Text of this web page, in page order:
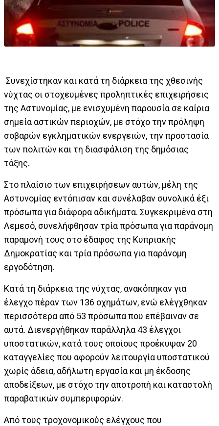
Συνεχίστηκαν και κατά τη διάρκεια της χθεσινής
νύχτας οι στοχευμένες προληπτικές επιχειρήσεις
της Αστυνομίας, με ενισχυμένη παρουσία σε καίρια
σημεία αστικών περιοχών, με στόχο την πρόληψη
σοβαρών εγκληματικών ενεργειών, την προστασία
των πολιτών και τη διασφάλιση της δημόσιας
τάξης.
Στο πλαίσιο των επιχειρήσεων αυτών, μέλη της
Αστυνομίας εντόπισαν και συνέλαβαν συνολικά έξι
πρόσωπα για διάφορα αδικήματα. Συγκεκριμένα στη
Λεμεσό, συνελήφθησαν τρία πρόσωπα για παράνομη
παραμονή τους στο έδαφος της Κυπριακής
Δημοκρατίας και τρία πρόσωπα για παράνομη
εργοδότηση.
Κατά τη διάρκεια της νύχτας, ανακόπηκαν για
έλεγχο πέραν των 136 οχημάτων, ενώ ελέγχθηκαν
περισσότερα από 53 πρόσωπα που επέβαιναν σε
αυτά. Διενεργήθηκαν παράλληλα 43 έλεγχοι
υποστατικών, κατά τους οποίους προέκυψαν 20
καταγγελίες που αφορούν λειτουργία υποστατικού
χωρίς άδεια, αδήλωτη εργασία και μη έκδοσης
αποδείξεων, με στόχο την αποτροπή και καταστολή
παραβατικών συμπεριφορών.
Από τους τροχονομικούς ελέγχους που